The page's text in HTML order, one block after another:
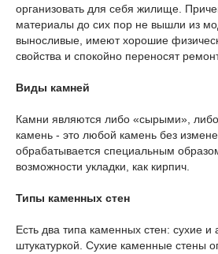
организовать для себя жилище.
материалы до сих пор не вышли из
выносливые, имеют хорошие
свойства и спокойно переносят
Виды камней
Камни являются либо «сырыми»,
камень - это любой камень без
обрабатывается специальным
возможности укладки, как кирпич.
Типы каменных стен
Есть два типа каменных стен: сухие
штукатуркой. Сухие каменные стены